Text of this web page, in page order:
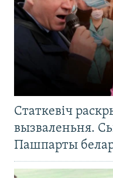
Статкевіч
вызваленьня.
Пашпарты